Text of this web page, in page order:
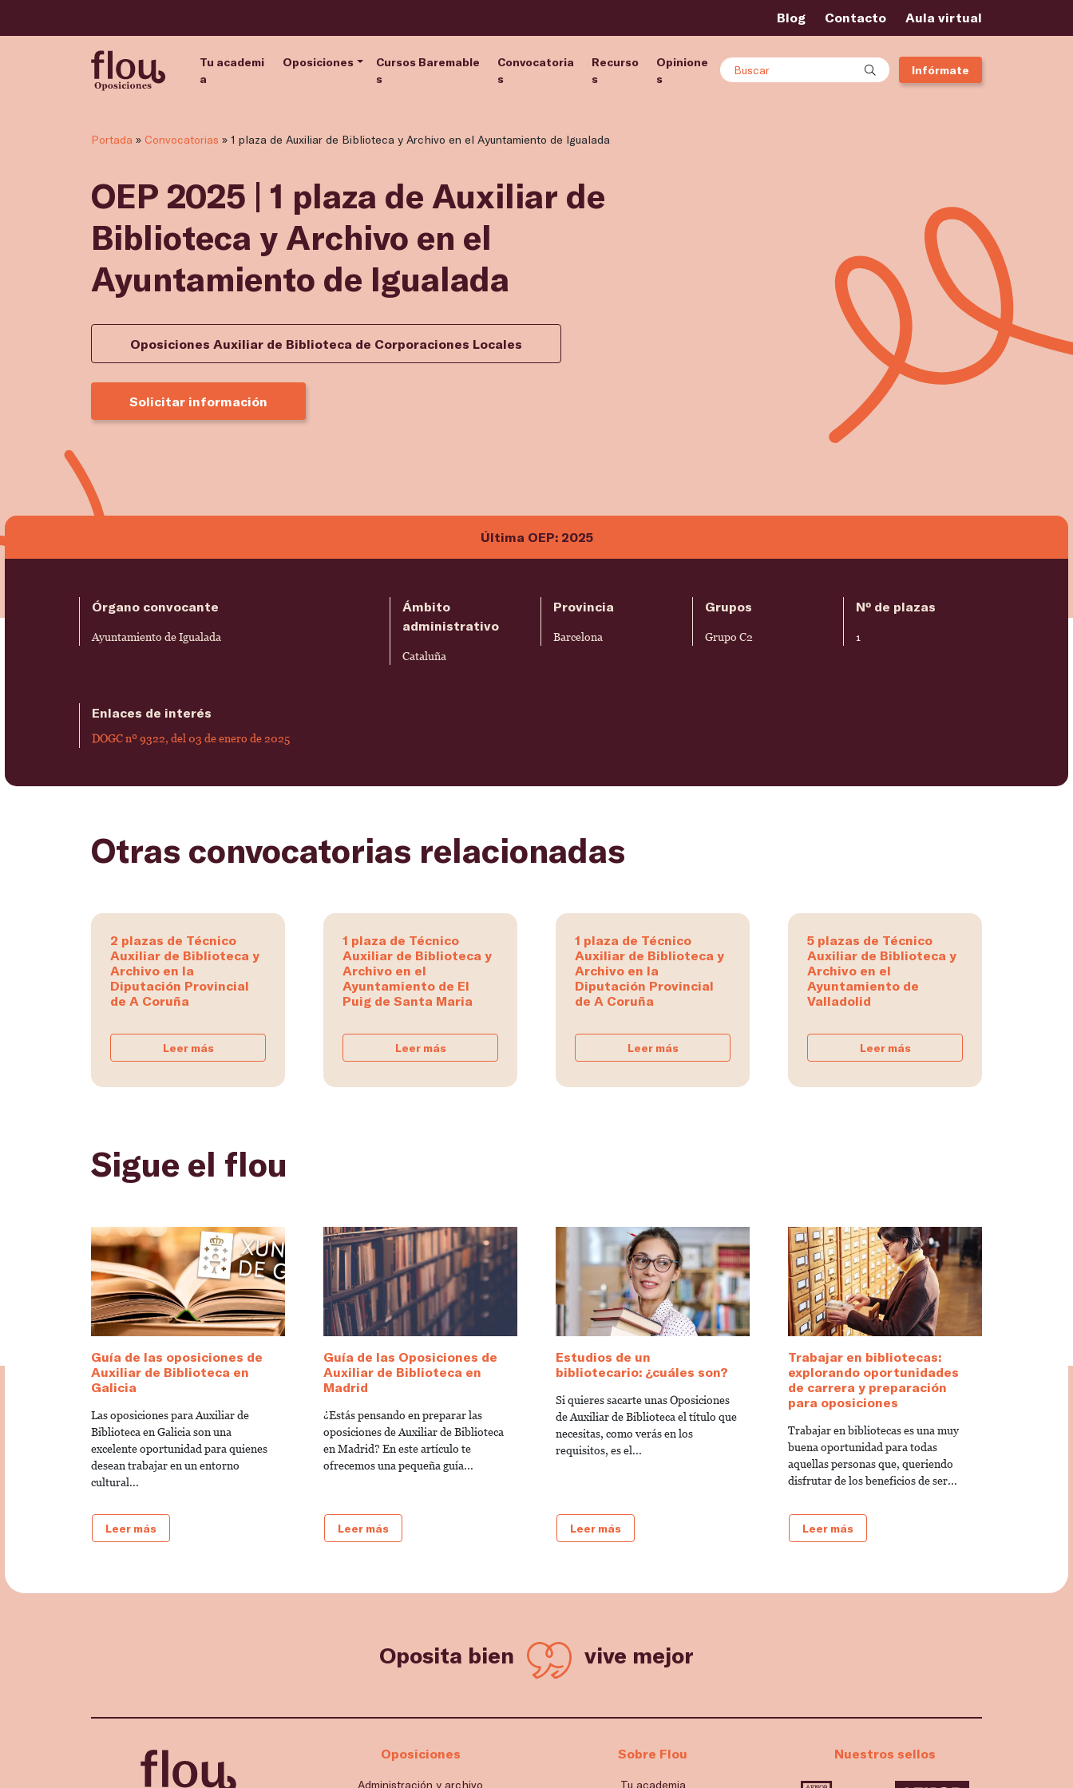
Blog Contacto Aula virtual
Tu academi
a
Oposiciones
Cursos Baremable
s
Convocatoria
s
Recurso
s
Opinione
s
Buscar Infórmate
Portada » Convocatorias » 1 plaza de Auxiliar de Biblioteca y Archivo en el Ayuntamiento de Igualada
OEP 2025 | 1 plaza de Auxiliar de
Biblioteca y Archivo en el
Ayuntamiento de Igualada
Oposiciones Auxiliar de Biblioteca de Corporaciones Locales
Solicitar información
Última OEP: 2025
Órgano convocante
Ayuntamiento de Igualada
Ámbito
administrativo
Cataluña
Provincia
Barcelona
Grupos
Grupo C2
Nº de plazas
1
Enlaces de interés
DOGC nº 9322, del 03 de enero de 2025
Otras convocatorias relacionadas
2 plazas de Técnico
Auxiliar de Biblioteca y
Archivo en la
Diputación Provincial
de A Coruña
Leer más
1 plaza de Técnico
Auxiliar de Biblioteca y
Archivo en el
Ayuntamiento de El
Puig de Santa Maria
Leer más
1 plaza de Técnico
Auxiliar de Biblioteca y
Archivo en la
Diputación Provincial
de A Coruña
Leer más
5 plazas de Técnico
Auxiliar de Biblioteca y
Archivo en el
Ayuntamiento de
Valladolid
Leer más
Sigue el flou
Guía de las oposiciones de
Auxiliar de Biblioteca en
Galicia
Las oposiciones para Auxiliar de
Biblioteca en Galicia son una
excelente oportunidad para quienes
desean trabajar en un entorno
cultural...
Leer más
Guía de las Oposiciones de
Auxiliar de Biblioteca en
Madrid
¿Estás pensando en preparar las
oposiciones de Auxiliar de Biblioteca
en Madrid? En este artículo te
ofrecemos una pequeña guía...
Leer más
Estudios de un
bibliotecario: ¿cuáles son?
Si quieres sacarte unas Oposiciones
de Auxiliar de Biblioteca el título que
necesitas, como verás en los
requisitos, es el...
Leer más
Trabajar en bibliotecas:
explorando oportunidades
de carrera y preparación
para oposiciones
Trabajar en bibliotecas es una muy
buena oportunidad para todas
aquellas personas que, queriendo
disfrutar de los beneficios de ser...
Leer más
Oposita bien vive mejor
Oposiciones
Administración y archivo
Sobre Flou
Tu academia
Nuestros sellos